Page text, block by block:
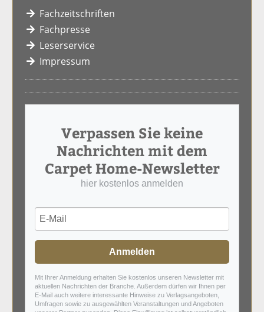
Fachzeitschriften
Fachpresse
Leserservice
Impressum
Verpassen Sie keine
Nachrichten mit dem
Carpet Home-Newsletter
hier kostenlos anmelden
Anmelden
Mit Ihrer Anmeldung erhalten Sie kostenlos unseren Newsletter mit
aktuellen Nachrichten der Branche. Außerdem dürfen wir Ihnen per
E-Mail auch weitere interessante Hinweise zu Verlagsangeboten,
Umfragen sowie zu ausgewählten Veranstaltungen und Angeboten